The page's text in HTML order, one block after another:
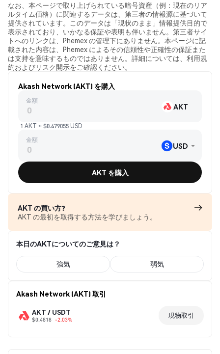
なお、本ページで取り上げられている暗号資産（例：現在のリア
ルタイム価格）に関連するデータは、第三者の情報源に基づいて
提供されています。このデータは「現状のまま」情報提供目的で
表示されており、いかなる保証や表明も伴いません。第三者サイ
トへのリンクは、Phemex の管理下にありません。本ページに記
載された内容は、Phemex によるその信頼性や正確性の保証また
は支持を意味するものではありません。詳細については、利用規
約およびリスク開示をご確認ください。
Akash Network (AKT) を購入
金額
AKT
1 AKT ≈ $0.479055 USD
金額
USD
AKT を購入
AKT の買い方?
AKT の最初を取得する方法を学びましょう。
本日のAKTについてのご意見は？
強気 弱気
Akash Network (AKT) 取引
AKT / USDT
$0.4818 -2.03%
現物取引